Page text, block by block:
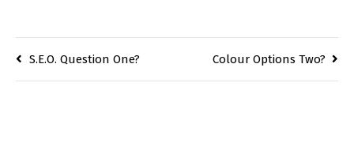
S.E.O. Question One? Colour Options Two?